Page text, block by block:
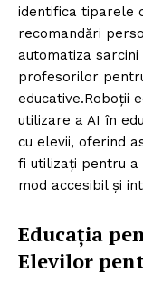
identifica tiparele
recomandări
automatiza
profesorilor
educative.Roboții
utilizare a AI în
cu elevii, oferind
fi utilizați pentru a
mod accesibil și
Educația
Elevilor